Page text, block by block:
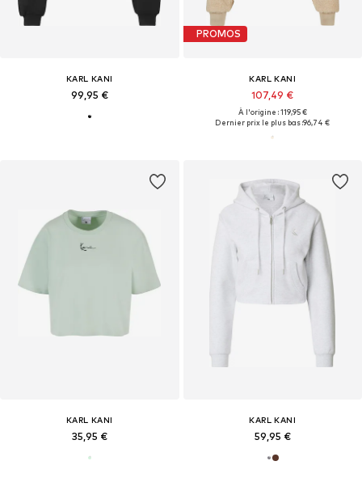
KARL KANI
99,95 €
PROMOS
KARL KANI
107,49 €
À l'origine : 119,95 €
Dernier prix le plus bas :96,74 €
KARL KANI
35,95 €
KARL KANI
59,95 €